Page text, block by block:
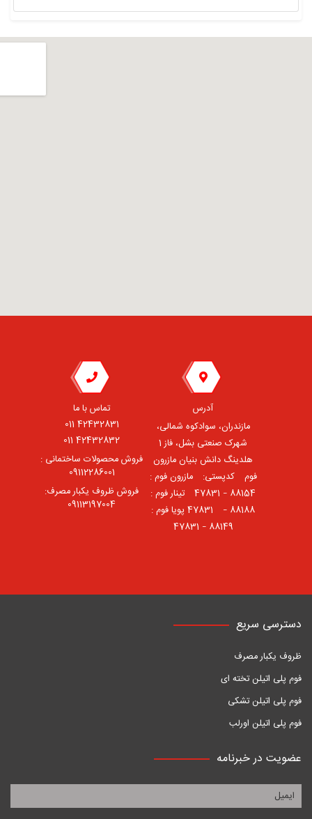
آدرس
مازندران، سوادکوه شمالی،
شهرک صنعتی بشل، فاز 1
هلدینگ دانش بنیان مازرون
فوم ⠀کدپستی: ⠀مازرون فوم :
88154 – 47831 ⠀تینار فوم :
88188 – 47831⠀ پویا فوم :
88149 – 47831
تماس با ما
42432831 011
42432832 011
فروش محصولات ساختمانی :
09112286001
فروش ظروف یکبار مصرف:
09113197004
دسترسی سریع
ظروف یکبار مصرف
فوم پلی اتیلن تخته ای
فوم پلی اتیلن تشکی
فوم پلی اتیلن اورلب
عضویت در خبرنامه